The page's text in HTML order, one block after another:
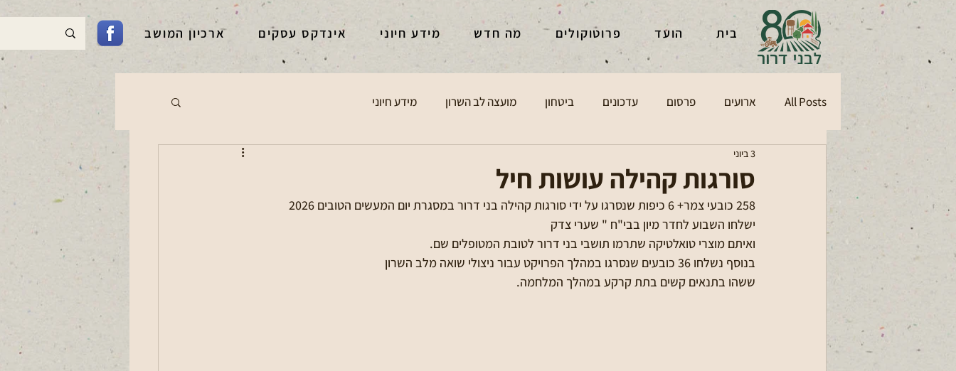
בית הועד פרוטוקולים מה חדש מידע חיוני אינדקס עסקים ארכיון המושב
All Posts ארועים פרסום עדכונים ביטחון מועצה לב השרון מידע חיוני
סורגות קהילה עושות חיל
3 ביוני
258 כובעי צמר+ 6 כיפות שנסרגו על ידי סורגות קהילה בני דרור במסגרת יום המעשים הטובים 2026
ישלחו השבוע לחדר מיון בבי"ח " שערי צדק
ואיתם מוצרי טואלטיקה שתרמו תושבי בני דרור לטובת המטופלים שם.
בנוסף נשלחו 36 כובעים שנסרגו במהלך הפרויקט עבור ניצולי שואה מלב השרון
ששהו בתנאים קשים בתת קרקע במהלך המלחמה.